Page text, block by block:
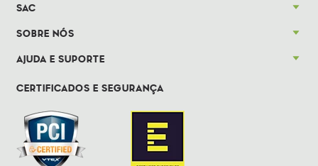
SAC
SOBRE NÓS
AJUDA E SUPORTE
CERTIFICADOS E SEGURANÇA